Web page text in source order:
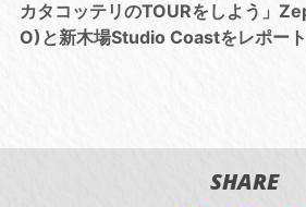
カタコッテリのTOURをしよう 」
O)と新木場Studio Coastをレポート
SHARE